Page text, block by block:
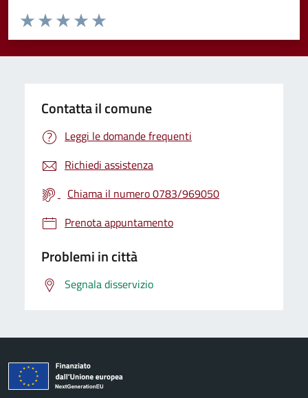
Valuta da 1 a 5 stelle la pagina
Valuta 5 stelle su 5
Valuta 4 stelle su 5
Valuta 3 stelle su 5
Valuta 2 stelle su 5
Valuta 1 stelle su 5
Contatta il comune
Leggi le domande frequenti
Richiedi assistenza
Chiama il numero 0783/969050
Prenota appuntamento
Problemi in città
Segnala disservizio